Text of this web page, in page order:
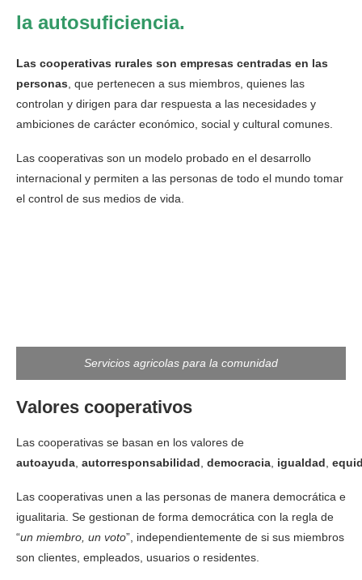
la autosuficiencia.
Las cooperativas rurales son empresas centradas en las
personas, que pertenecen a sus miembros, quienes las
controlan y dirigen para dar respuesta a las necesidades y
ambiciones de carácter económico, social y cultural comunes.
Las cooperativas son un modelo probado en el desarrollo
internacional y permiten a las personas de todo el mundo tomar
el control de sus medios de vida.
Servicios agricolas para la comunidad
Valores cooperativos
Las cooperativas se basan en los valores de
autoayuda autorresponsabilidad democracia igualdad
Las cooperativas unen a las personas de manera democrática e
igualitaria. Se gestionan de forma democrática con la regla de
“un miembro, un voto”, independientemente de si sus miembros
son clientes, empleados, usuarios o residentes.